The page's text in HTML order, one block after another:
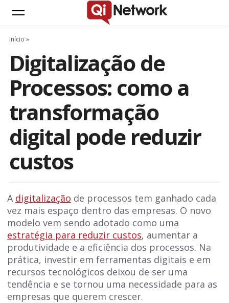
Início »
Digitalização de
Processos: como a
transformação
digital pode reduzir
custos
A digitalização de processos tem ganhado cada
vez mais espaço dentro das empresas. O novo
modelo vem sendo adotado como uma
estratégia para reduzir custos, aumentar a
produtividade e a eficiência dos processos. Na
prática, investir em ferramentas digitais e em
recursos tecnológicos deixou de ser uma
tendência e se tornou uma necessidade para as
empresas que querem crescer.